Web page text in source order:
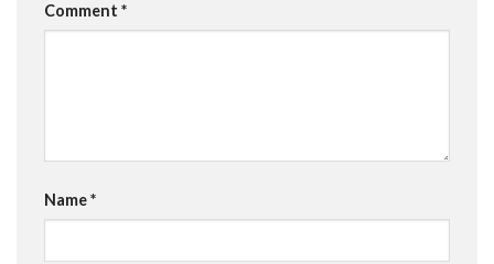
Comment *
Name*